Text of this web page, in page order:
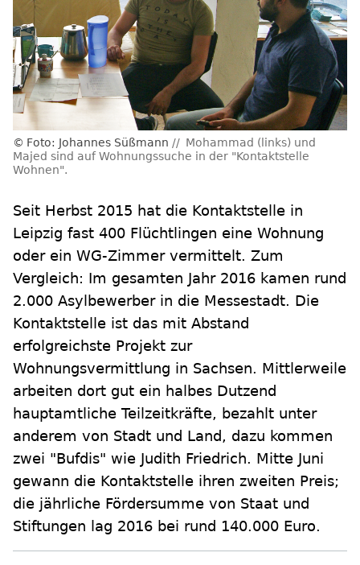
Foto: Johannes Süßmann
Mohammad (links) und
Majed sind auf Wohnungssuche in der "Kontaktstelle
Wohnen".
Seit Herbst 2015 hat die Kontaktstelle in
Leipzig fast 400 Flüchtlingen eine Wohnung
oder ein WG-Zimmer vermittelt. Zum
Vergleich: Im gesamten Jahr 2016 kamen rund
2.000 Asylbewerber in die Messestadt. Die
Kontaktstelle ist das mit Abstand
erfolgreichste Projekt zur
Wohnungsvermittlung in Sachsen. Mittlerweile
arbeiten dort gut ein halbes Dutzend
hauptamtliche Teilzeitkräfte, bezahlt unter
anderem von Stadt und Land, dazu kommen
zwei "Bufdis" wie Judith Friedrich. Mitte Juni
gewann die Kontaktstelle ihren zweiten Preis;
die jährliche Fördersumme von Staat und
Stiftungen lag 2016 bei rund 140.000 Euro.